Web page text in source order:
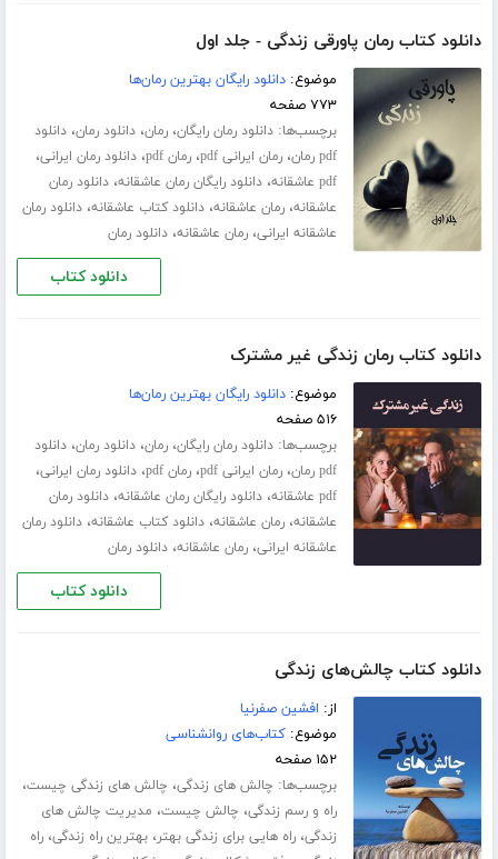
دانلود کتاب رمان پاورقی زندگی - جلد اول
موضوع:دانلود رایگان بهترین رمان‌ها
۷۷۳ صفحه
برچسب‌ها:دانلود رمان رایگان،رمان،دانلود رمان،دانلود
pdf رمان
،رمان ایرانی pdf ،رمان pdf ،دانلود رمان ایرانی،
pdf عاشقانه ،دانلود رایگان رمان عاشقانه،دانلود رمان
عاشقانه،رمان عاشقانه،دانلود کتاب عاشقانه،دانلود رمان
عاشقانه ایرانی،رمان عاشقانه،دانلود رمان
دانلود کتاب
دانلود کتاب رمان زندگی غیر مشترک
موضوع:دانلود رایگان بهترین رمان‌ها
۵۱۶ صفحه
برچسب‌ها:دانلود رمان رایگان،رمان،دانلود رمان،دانلود
pdf رمان
،رمان ایرانی pdf ،رمان pdf ،دانلود رمان ایرانی،
pdf عاشقانه ،دانلود رایگان رمان عاشقانه،دانلود رمان
عاشقانه،رمان عاشقانه،دانلود کتاب عاشقانه،دانلود رمان
عاشقانه ایرانی،رمان عاشقانه،دانلود رمان
دانلود کتاب
دانلود کتاب چالش‌های زندگی
از: افشین صفرنیا
موضوع:کتاب‌های روانشناسی
۱۵۲ صفحه
برچسب‌ها: چالش های زندگی، چالش های زندگی چیست،
راه و رسم زندگی، چالش چیست، مدیریت چالش های
زندگی،راه هایی برای زندگی بهتر،بهترین راه زندگی،راه